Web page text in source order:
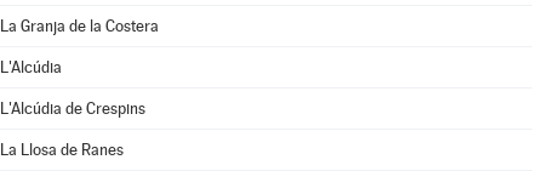
La Granja de la Costera
L'Alcúdia
L'Alcúdia de Crespins
La Llosa de Ranes